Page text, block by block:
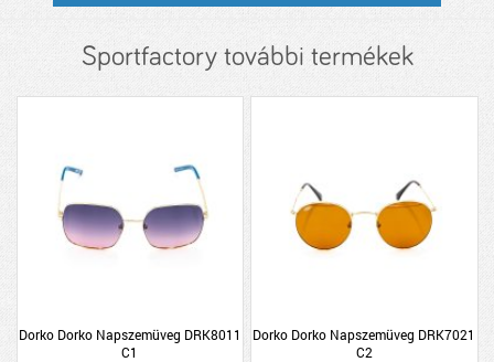
Sportfactory további termékek
Dorko Dorko Napszemüveg DRK8011
C1
Dorko Dorko Napszemüveg DRK7021
C2